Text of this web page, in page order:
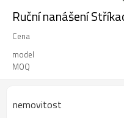
Ruční nanášení
Cena
model
MOQ
nemovitost